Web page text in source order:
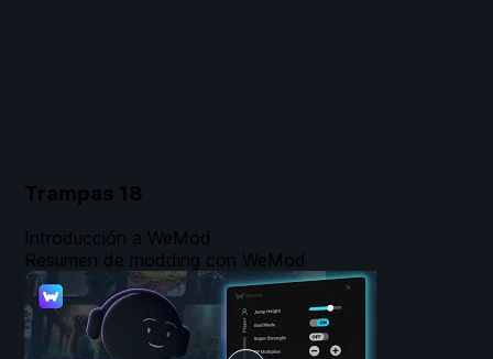
Trampas 18
Introducción a WeMod
Resumen de modding con WeMod